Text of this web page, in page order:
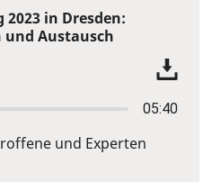
in Dresden:
Austausch
05:40
und Experten